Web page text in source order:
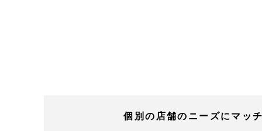
個別の店舗のニーズにマッ